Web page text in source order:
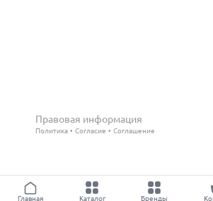
Правовая информация
Политика Согласие Соглашение
Главная Каталог Бренды